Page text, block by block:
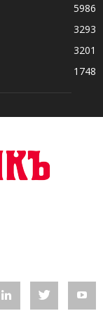
5986
3293
3201
1748